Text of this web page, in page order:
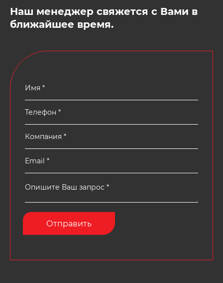
Наш менеджер свяжется с Вами в
ближайшее время.